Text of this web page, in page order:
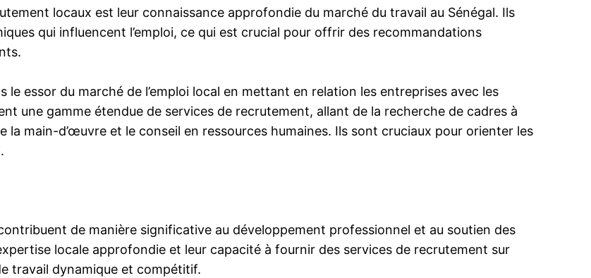
locaux est leur connaissance approfondie du marché du travail au Sénégal. Ils
qui influencent l’emploi, ce qui est crucial pour offrir des recommandations
essor du marché de l’emploi local en mettant en relation les entreprises avec les
une gamme étendue de services de recrutement, allant de la recherche de cadres à
la main-d’œuvre et le conseil en ressources humaines. Ils sont cruciaux pour orienter les
de manière significative au développement professionnel et au soutien des
locale approfondie et leur capacité à fournir des services de recrutement sur
travail dynamique et compétitif.